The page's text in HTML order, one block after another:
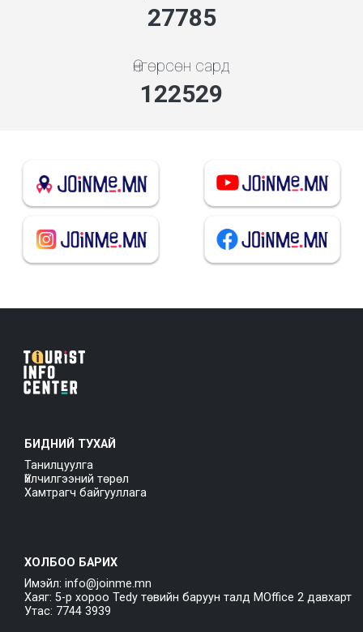
29923
Өнгөрсөн сард
131955
БИДНИЙ ТУХАЙ
Танилцуулга
Үйлчилгээний төрөл
Хамтрагч байгууллага
ХОЛБОО БАРИХ
Имэйл: info@joinme.mn
Хаяг: 5-р хороо Tedy төвийн баруун талд MOffice 2 давхарт
Утас: 7744 3939